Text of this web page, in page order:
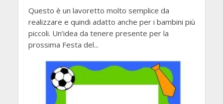
Questo è un lavoretto molto semplice da
realizzare e quindi adatto anche per i bambini più
piccoli. Un’idea da tenere presente per la
prossima Festa del...